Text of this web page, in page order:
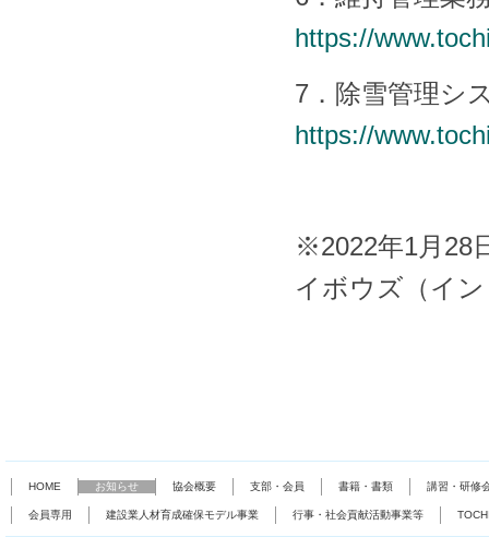
https://
7．除雪管理シ
https://
※2022年1月28
イボウズ（イ
HOME お知らせ 協会概要 支部・会員 書籍・書類 講習・研修
会員専用 建設業人材育成確保モデル事業 行事・社会貢献活動事業等